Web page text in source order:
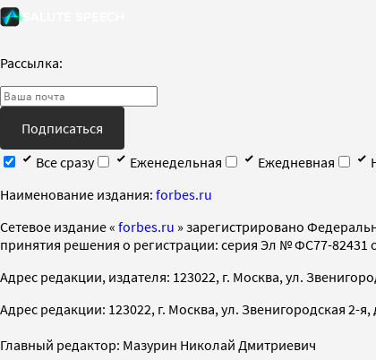
Рассылка:
Подписаться
Все сразу
Еженедельная Ежедневная
Наименование издания: forbes.ru
Cетевое издание « forbes.ru » зарегистрировано
принятия решения о регистрации: серия Эл № ФС77-82431
Адрес редакции, издателя: 123022, г. Москва, ул.
Адрес редакции: 123022, г. Москва, ул. Звенигородская 2-я,
Главный редактор: Мазурин Николай Дмитриевич